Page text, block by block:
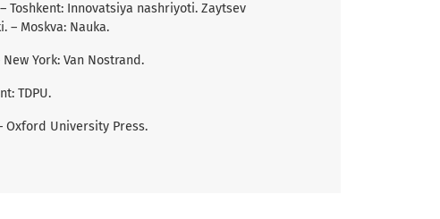
Toshkent: Innovatsiya nashriyoti. Zaytsev
– Moskva: Nauka.
York: Van Nostrand.
TDPU.
Oxford University Press.